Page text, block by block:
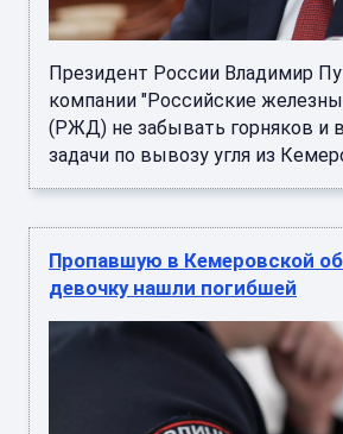
Президент России Владимир
компании "Российские
(РЖД) не забывать горняков и
задачи по вывозу угля из
Пропавшую в Кемеровской
девочку нашли погибшей